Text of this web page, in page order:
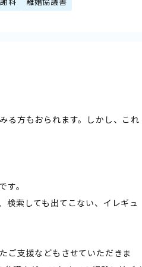
る方もおられます。しかし、これ
。
検索しても出てこない、イレギュ
ご支援などもさせていただきま